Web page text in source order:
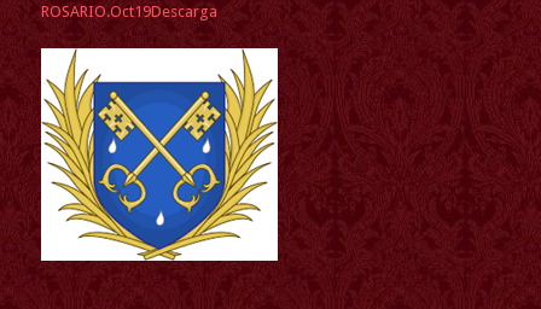
ROSARIO.Oct19Descarga